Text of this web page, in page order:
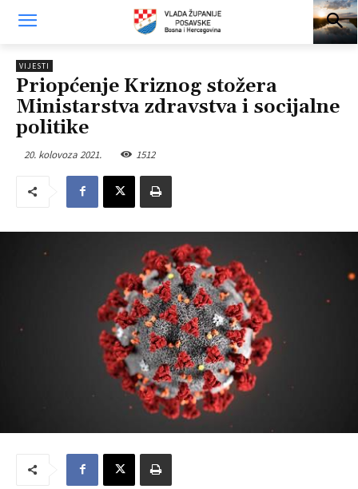
VIJESTI
Priopćenje Kriznog stožera
Ministarstva zdravstva i socijalne
politike
20. kolovoza 2021. 1512